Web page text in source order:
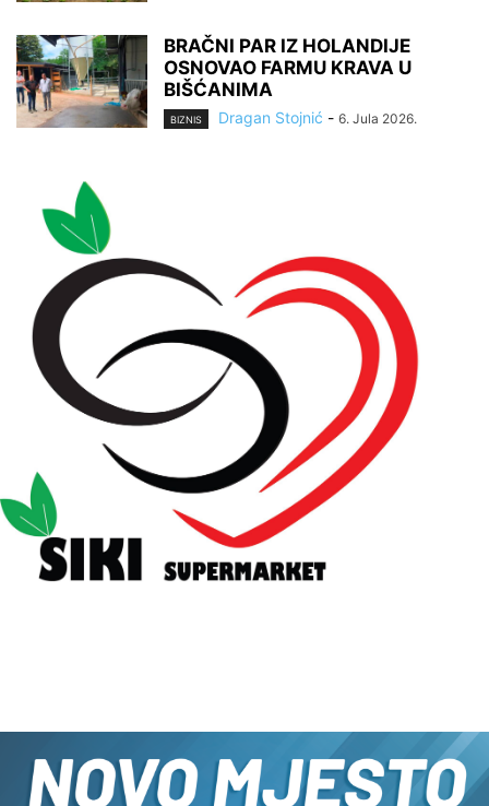
BRAČNI PAR IZ HOLANDIJE
OSNOVAO FARMU KRAVA U
BIŠĆANIMA
BIZNIS Dragan Stojnić - 6. Jula 2026.